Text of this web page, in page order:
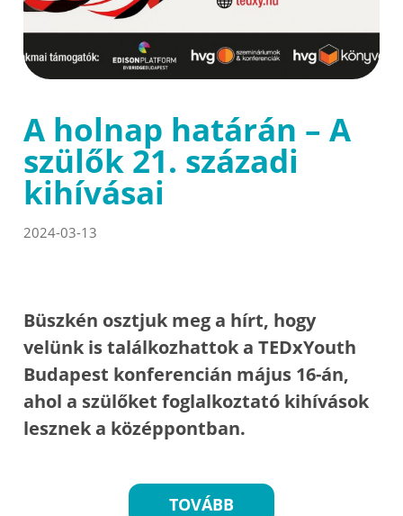
A holnap határán – A
szülők 21. századi
kihívásai
2024-03-13
Büszkén osztjuk meg a hírt, hogy
velünk is találkozhattok a TEDxYouth
Budapest konferencián május 16-án,
ahol a szülőket foglalkoztató kihívások
lesznek a középpontban.
TOVÁBB